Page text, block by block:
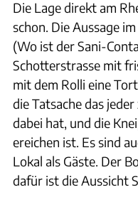
Die Lage direkt am
schon. Die Aussage
(Wo ist der Sani-
Schotterstrasse mit
mit dem Rolli eine
die Tatsache das
dabei hat, und die
ereichen ist. Es sind
Lokal als Gäste. Der
dafür ist die Aussicht